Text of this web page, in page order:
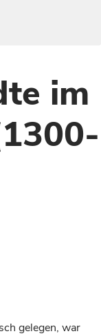
im
gelegen, war